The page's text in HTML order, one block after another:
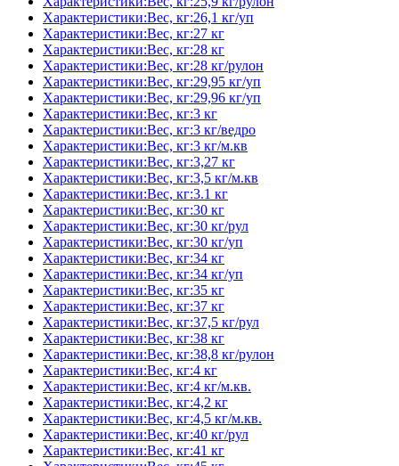
Характеристики:Вес, кг:26,1 кг/уп
Характеристики:Вес, кг:27 кг
Характеристики:Вес, кг:28 кг
Характеристики:Вес, кг:28 кг/рулон
Характеристики:Вес, кг:29,95 кг/уп
Характеристики:Вес, кг:29,96 кг/уп
Характеристики:Вес, кг:3 кг
Характеристики:Вес, кг:3 кг/ведро
Характеристики:Вес, кг:3 кг/м.кв
Характеристики:Вес, кг:3,27 кг
Характеристики:Вес, кг:3,5 кг/м.кв
Характеристики:Вес, кг:3.1 кг
Характеристики:Вес, кг:30 кг
Характеристики:Вес, кг:30 кг/рул
Характеристики:Вес, кг:30 кг/уп
Характеристики:Вес, кг:34 кг
Характеристики:Вес, кг:34 кг/уп
Характеристики:Вес, кг:35 кг
Характеристики:Вес, кг:37 кг
Характеристики:Вес, кг:37,5 кг/рул
Характеристики:Вес, кг:38 кг
Характеристики:Вес, кг:38,8 кг/рулон
Характеристики:Вес, кг:4 кг
Характеристики:Вес, кг:4 кг/м.кв.
Характеристики:Вес, кг:4,2 кг
Характеристики:Вес, кг:4,5 кг/м.кв.
Характеристики:Вес, кг:40 кг/рул
Характеристики:Вес, кг:41 кг